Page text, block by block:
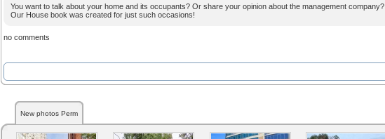
You want to talk about your home and its occupants? Or share your opinion about the management company?
Our House book was created for just such occasions!
no comments
New photos Perm